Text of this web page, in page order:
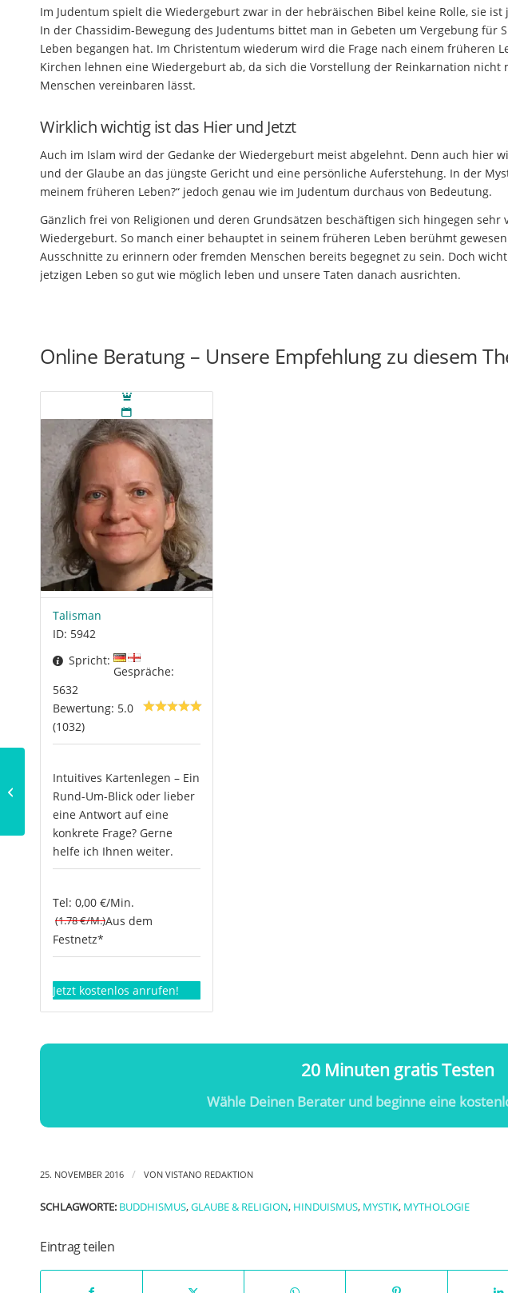
Im Judentum spielt die Wiedergeburt zwar in der hebräischen Bibel keine Rolle, sie
In der Chassidim-Bewegung des Judentums bittet man in Gebeten um Vergebung für
Leben begangen hat. Im Christentum wiederum wird die Frage nach einem früheren
Kirchen lehnen eine Wiedergeburt ab, da sich die Vorstellung der Reinkarnation
Menschen vereinbaren lässt.
Wirklich wichtig ist das Hier und Jetzt
Auch im Islam wird der Gedanke der Wiedergeburt meist abgelehnt. Denn auch hier
und der Glaube an das jüngste Gericht und eine persönliche Auferstehung. In der
meinem früheren Leben?“ jedoch genau wie im Judentum durchaus von Bedeutung.
Gänzlich frei von Religionen und deren Grundsätzen beschäftigen sich hingegen sehr
Wiedergeburt. So manch einer behauptet in seinem früheren Leben berühmt
Ausschnitte zu erinnern oder fremden Menschen bereits begegnet zu sein. Doch
jetzigen Leben so gut wie möglich leben und unsere Taten danach ausrichten.
Online Beratung – Unsere Empfehlung zu diesem
Talisman
ID: 5942
Spricht:
Gespräche:
5632
Bewertung: 5.0
(1032)
Intuitives Kartenlegen – Ein
Rund-Um-Blick oder lieber
eine Antwort auf eine
konkrete Frage? Gerne
helfe ich Ihnen weiter.
Tel: 0,00 €/Min.
(1.78 €/M.)Aus dem
Festnetz*
Jetzt kostenlos anrufen!
20 Minuten gratis Testen
Wähle Deinen Berater und beginne eine
25. NOVEMBER 2016 / VON VISTANO REDAKTION
SCHLAGWORTE: BUDDHISMUS,GLAUBE & RELIGION, HINDUISMUS, MYSTIK, MYTHOLOGIE
Eintrag teilen
Wie schaut es aus auf
unserem Karmakonto?